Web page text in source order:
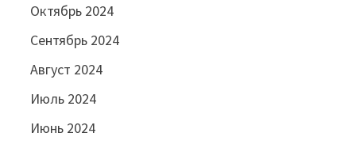
Октябрь 2024
Сентябрь 2024
Август 2024
Июль 2024
Июнь 2024